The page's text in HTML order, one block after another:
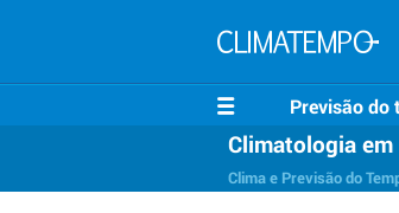
Previsão do
Climatologia
Clima e Previsão do